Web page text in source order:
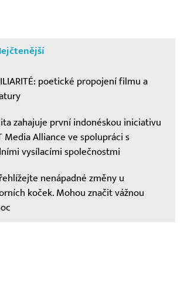
poetické propojení filmu a
zahajuje první indonéskou iniciativu
Media Alliance ve spolupráci s
vysílacími společnostmi
nenápadné změny u
koček. Mohou značit vážnou